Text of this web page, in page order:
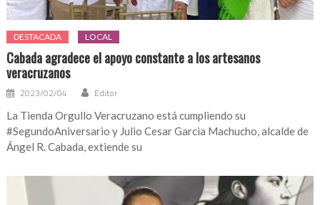
DESTACADA LOCAL
Cabada agradece el apoyo constante a los artesanos
veracruzanos
2023/02/04 Editor
La Tienda Orgullo Veracruzano está cumpliendo su
#SegundoAniversario y Julio Cesar Garcia Machucho, alcalde de
Ángel R. Cabada, extiende su